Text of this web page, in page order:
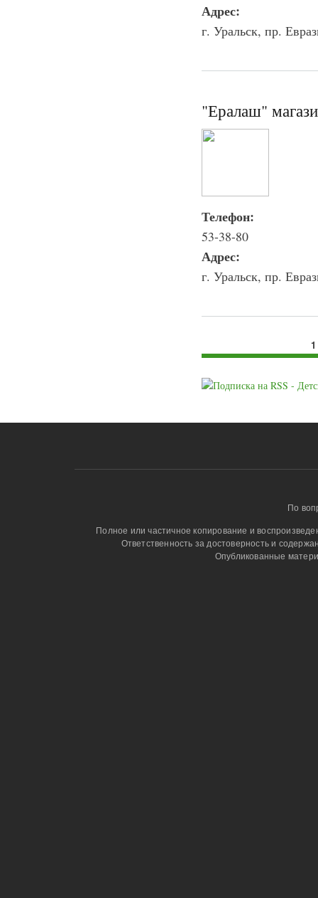
Адрес:
г. Уральск, пр.
"Ералаш"
Телефон:
53-38-80
Адрес:
г. Уральск, пр.
Страницы
1
По
Полное или частичное копирование и
Ответственность за достоверность и
Опубликованные